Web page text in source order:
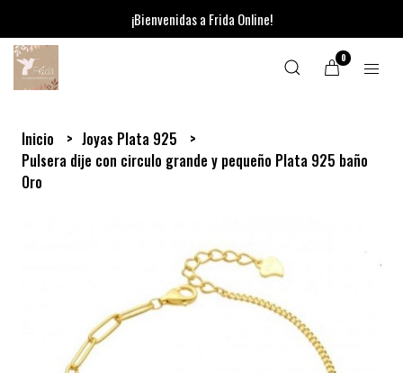
¡Bienvenidas a Frida Online!
0
Inicio
Joyas Plata 925
Pulsera dije con circulo grande y pequeño Plata 925 baño
Oro